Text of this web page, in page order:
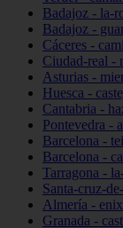
Badajoz - la-
Badajoz -
Cáceres -
Ciudad-real -
Asturias -
Huesca -
Cantabria -
Pontevedra -
Barcelona -
Barcelona -
Tarragona -
Santa-cruz-
Almería - enix
Granada -